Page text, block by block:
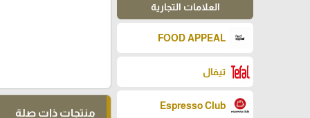
العلامات التجارية
FOOD APPEAL
تيفال
Espresso Club
منتجات ذات صلة